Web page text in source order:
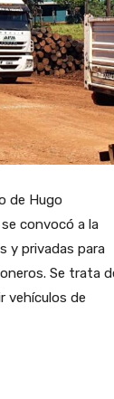
de Hugo
convocó a la
y privadas para
Se trata
vehículos de